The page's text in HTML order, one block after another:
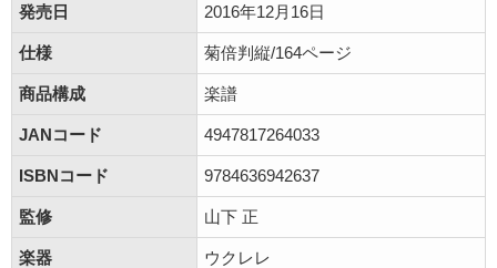
発売日 2016年12月16日
仕様 菊倍判縦/164ページ
商品構成 楽譜
JANコード 4947817264033
ISBNコード 9784636942637
監修 山下 正
楽器 ウクレレ